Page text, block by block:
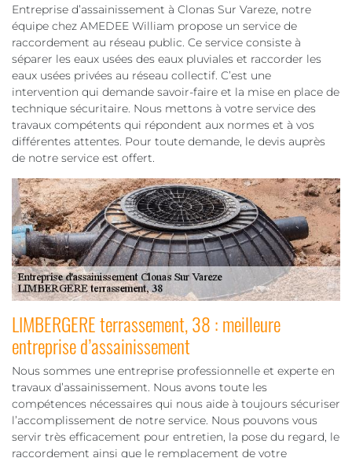
Entreprise d’assainissement à Clonas Sur Vareze, notre
équipe chez AMEDEE William propose un service de
raccordement au réseau public. Ce service consiste à
séparer les eaux usées des eaux pluviales et raccorder les
eaux usées privées au réseau collectif. C’est une
intervention qui demande savoir-faire et la mise en place de
technique sécuritaire. Nous mettons à votre service des
travaux compétents qui répondent aux normes et à vos
différentes attentes. Pour toute demande, le devis auprès
de notre service est offert.
LIMBERGERE terrassement, 38 : meilleure
entreprise d’assainissement
Nous sommes une entreprise professionnelle et experte en
travaux d’assainissement. Nous avons toute les
compétences nécessaires qui nous aide à toujours sécuriser
l’accomplissement de notre service. Nous pouvons vous
servir très efficacement pour entretien, la pose du regard, le
raccordement ainsi que le remplacement de votre